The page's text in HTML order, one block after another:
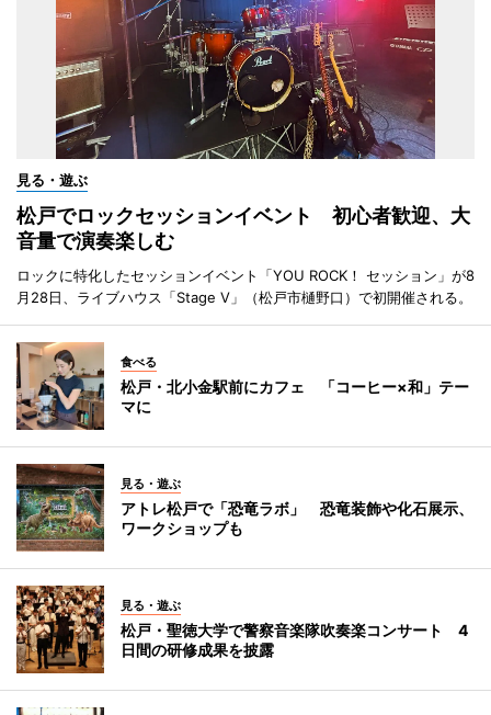
見る・遊ぶ
松戸でロックセッションイベント 初心者歓迎、大
音量で演奏楽しむ
ロックに特化したセッションイベント「YOU ROCK！ セッション」が8
月28日、ライブハウス「Stage V」（松戸市樋野口）で初開催される。
食べる
松戸・北小金駅前にカフェ 「コーヒー×和」テー
マに
見る・遊ぶ
アトレ松戸で「恐竜ラボ」 恐竜装飾や化石展示、
ワークショップも
見る・遊ぶ
松戸・聖徳大学で警察音楽隊吹奏楽コンサート 4
日間の研修成果を披露